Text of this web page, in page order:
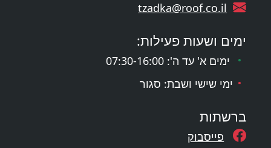
tzadka@roof.co.il
ימים ושעות פעילות:
ימים א' עד ה': 07:30-16:00
ימי שישי ושבת: סגור
ברשתות
פייסבוק